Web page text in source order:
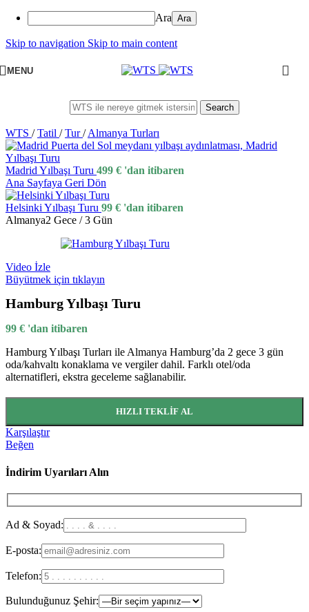
Ara
Skip to navigation Skip to main content
MENU
Search
WTS / Tatil / Tur/ Almanya Turları
Madrid Yılbaşı Turu 499 € 'dan itibaren
Ana Sayfaya Geri Dön
Helsinki Yılbaşı Turu 99 € 'dan itibaren
Almanya2 Gece / 3 Gün
Video İzle
Büyütmek için tıklayın
Hamburg Yılbaşı Turu
99 € 'dan itibaren
Hamburg Yılbaşı Turları ile Almanya Hamburg’da 2 gece 3 gün
oda/kahvaltı konaklama ve vergiler dahil. Farklı otel/oda
alternatifleri, ekstra geceleme sağlanabilir.
HIZLI TEKLIF AL
Karşılaştır
Beğen
İndirim Uyarıları Alın
Ad & Soyad:
E-posta:
Telefon:
Bulunduğunuz Şehir: